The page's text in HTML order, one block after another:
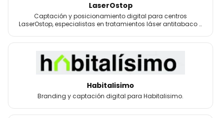
LaserOstop
Captación y posicionamiento digital para centros
LaserOstop, especialistas en tratamientos láser antitabaco y
Habitalisimo
Branding y captación digital para Habitalisimo.